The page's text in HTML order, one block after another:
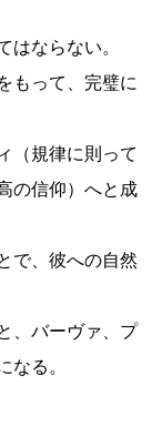
ならない。
もって、完璧に
（規律に則って
の信仰）へと成
で、彼への自然
、バーヴァ、プ
なる。